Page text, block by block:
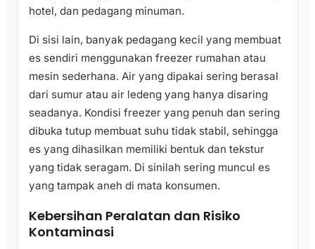
hotel, dan pedagang minuman.
Di sisi lain, banyak pedagang kecil yang membuat
es sendiri menggunakan freezer rumahan atau
mesin sederhana. Air yang dipakai sering berasal
dari sumur atau air ledeng yang hanya disaring
seadanya. Kondisi freezer yang penuh dan sering
dibuka tutup membuat suhu tidak stabil, sehingga
es yang dihasilkan memiliki bentuk dan tekstur
yang tidak seragam. Di sinilah sering muncul es
yang tampak aneh di mata konsumen.
Kebersihan Peralatan dan Risiko
Kontaminasi